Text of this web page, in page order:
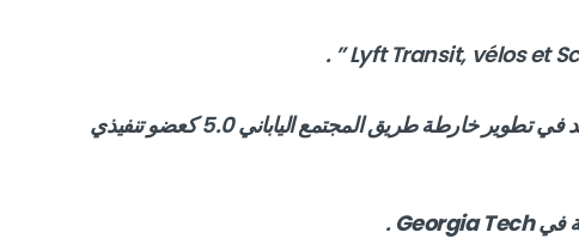
– الدكتور ” Yuko Harayama ” الذي ساعد في تطوير خارطة طريق المجتمع الياباني 5.0 كعضو تنفيذي
Georgia Tech
.